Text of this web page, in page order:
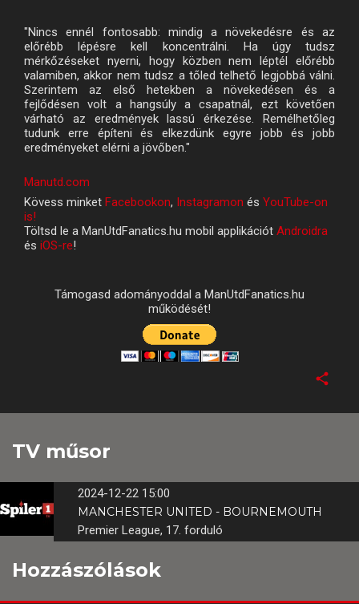
"Nincs ennél fontosabb: mindig a növekedésre és az
előrébb lépésre kell koncentrálni. Ha úgy tudsz
mérkőzéseket nyerni, hogy közben nem léptél előrébb
valamiben, akkor nem tudsz a tőled telhető legjobbá válni.
Szerintem az első hetekben a növekedésen és a
fejlődésen volt a hangsúly a csapatnál, ezt követően
várható az eredmények lassú érkezése. Remélhetőleg
tudunk erre építeni és elkezdünk egyre jobb és jobb
eredményeket elérni a jövőben."
Manutd.com
Kövess minket Facebookon, Instagramon és YouTube-on
is!
Töltsd le a ManUtdFanatics.hu mobil applikációt Androidra
és iOS-re!
Támogasd adományoddal a ManUtdFanatics.hu
működését!
TV műsor
2024-12-22 15:00
MANCHESTER UNITED - BOURNEMOUTH
Premier League, 17. forduló
Hozzászólások